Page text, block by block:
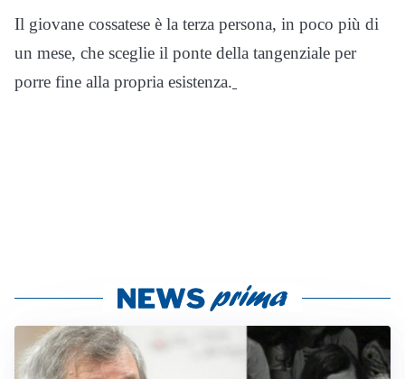
Il giovane cossatese è la terza persona, in poco più di
un mese, che sceglie il ponte della tangenziale per
porre fine alla propria esistenza.